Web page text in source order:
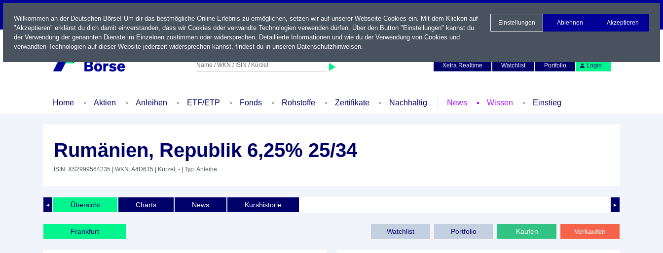
LIVE
Name / WKN / ISIN / Kürzel
Xetra Realtime
Watchlist Portfolio Login
Home Aktien Anleihen ETF/ETP Fonds Rohstoffe Zertifikate Nachhaltig News Wissen Einstieg
Rumänien, Republik 6,25% 25/34
ISIN: XS2999564235 | WKN: A4D6T5 | Kürzel: - | Typ: Anleihe
◄ ►
Übersicht Charts News Kurshistorie
Frankfurt Verkaufen
Kaufen
Portfolio
Watchlist
Willkommen an der Deutschen Börse! Um dir das bestmögliche Online-Erlebnis zu ermöglichen, setzen wir auf unserer Webseite Cookies ein. Mit dem Klicken auf
"Akzeptieren" erklärst du dich damit einverstanden, dass wir Cookies oder verwandte Technologien verwenden dürfen. Über den Button "Einstellungen" kannst du
der Verwendung der genannten Dienste im Einzelnen zustimmen oder widersprechen. Detaillierte Informationen und wie du der Verwendung von Cookies und
verwandten Technologien auf dieser Website jederzeit widersprechen kannst, findest du in unseren Datenschutzhinweisen.
Einstellungen Ablehnen Akzeptieren